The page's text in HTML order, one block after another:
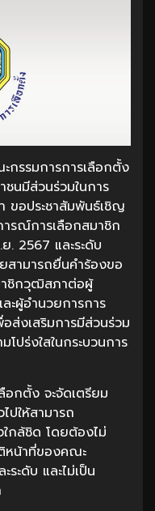
กรรมการการเลือกตั้ง
ชนมีส่วนร่วมในการ
ขอประชาสัมพันธ์เชิญ
ารณ์การเลือกสมาชิก
. 2567 และระดับ
สามารถยื่นคำร้องขอ
าชิกวุฒิสภาต่อผู้
ะผู้อำนวยการการ
ส่งเสริมการมีส่วนร่วม
โปร่งใสในกระบวนการ
อกตั้ง จะจัดเตรียม
ปให้สามารถ
กล้ชิด โดยต้องไม่
หน้าที่ของคณะ
ระดับ และไม่เป็น